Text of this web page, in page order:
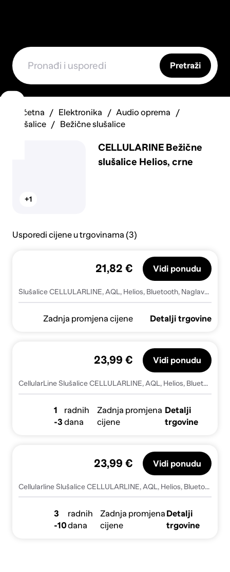
Pretraži
Početna Elektronika
Audio oprema
Slušalice
Bežične slušalice
+1
CELLULARINE Bežične
slušalice Helios, crne
Usporedi cijene u trgovinama (3)
Slušalice CELLULARLINE, AQL, Helios, Bluetooth, Naglavne, Sklopive, Crne
21,82 € Vidi ponudu
Zadnja promjena cijene Detalji trgovine
CellularLine Slušalice CELLULARLINE, AQL, Helios, Bluetooth, Naglavne, Sklopive, Crne, (5000195578)
23,99 € Vidi ponudu
1
-3
radnih
dana
Zadnja promjena
cijene
Detalji
trgovine
Cellularline Slušalice CELLULARLINE, AQL, Helios, Bluetooth, Naglavne, Sklopive, Crne
23,99 € Vidi ponudu
3
-10
radnih
dana
Zadnja promjena
cijene
Detalji
trgovine